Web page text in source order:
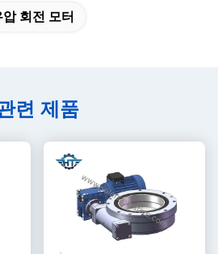
압 회전 모터
련 제품